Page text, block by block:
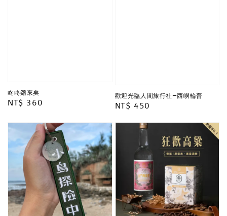
咚咚鏘來矣
Regular
NT$ 360
歡迎光臨人間旅行社—西嶼輪普
Regular
NT$ 450